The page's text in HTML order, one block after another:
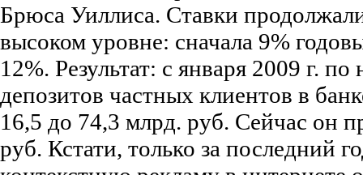
Брюса Уиллиса. Ставки
высоком уровне: сначала 9%
12%. Результат: с января 2009 г.
депозитов частных клиентов в
16,5 до 74,3 млрд. руб. Сейчас он
руб. Кстати, только за последний